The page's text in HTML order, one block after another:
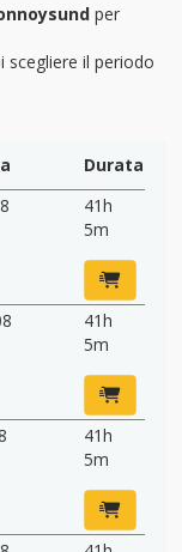
per
scegliere il periodo
Durata
41h
5m
41h
5m
41h
5m